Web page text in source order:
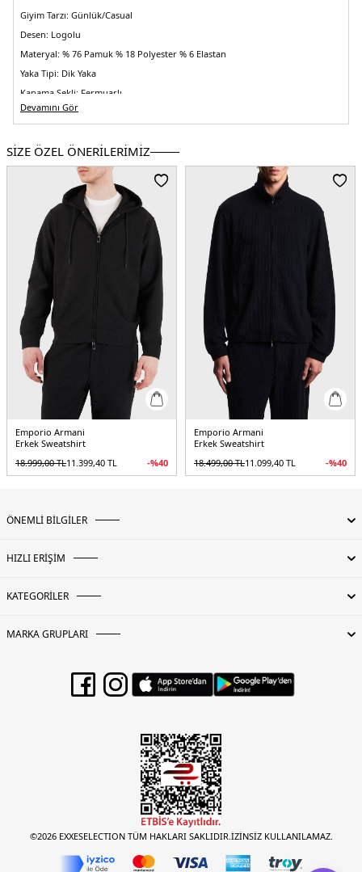
Giyim Tarzı: Günlük/Casual
Desen: Logolu
Materyal: % 76 Pamuk % 18 Polyester % 6 Elastan
Yaka Tipi: Dik Yaka
Kapama Şekli: Fermuarlı
Kol Tipi:Uzun Kol
Kumaş Tipi:Belirtilmemiş
Boy:Standart
Kalıp Bilgisi:Regular Fit
Yaş Grubu:
Yetişkin
Menşei:
Kamboçya
5DE1EM004536AF10013UB118.12
Devamını Gör
SİZE ÖZEL ÖNERİLERİMİZ
Emporio Armani
Erkek Sweatshirt
18.999,00TL11.399,40 TL -%40
Emporio Armani
Erkek Sweatshirt
18.499,00TL11.099,40 TL -%40
ÖNEMLİ BİLGİLER
HIZLI ERİŞİM
KATEGORİLER
MARKA GRUPLARI
©2026 EXXESELECTION TÜM HAKLARI SAKLIDIR.İZİNSİZ KULLANILAMAZ.